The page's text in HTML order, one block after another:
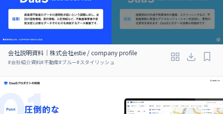
会社説明資料｜株式会社estie / company profile
#会社紹介資料#不動産#ブルー#スタイリッシュ